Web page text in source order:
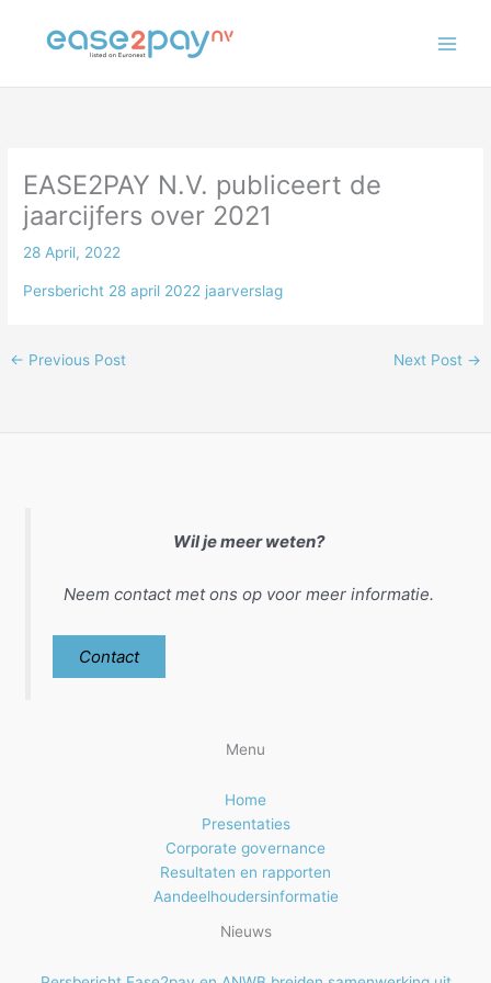
EASE2PAY N.V. publiceert de
jaarcijfers over 2021
28 April, 2022
Persbericht 28 april 2022 jaarverslag
← Previous Post Next Post →
Wil je meer weten?
Neem contact met ons op voor meer informatie.
Contact
Menu
Home
Presentaties
Corporate governance
Resultaten en rapporten
Aandeelhoudersinformatie
Nieuws